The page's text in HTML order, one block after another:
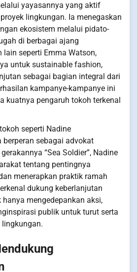
yayasannya yang aktif
lingkungan. Ia menegaskan
ekosistem melalui pidato-
di berbagai ajang
lain seperti Emma Watson,
untuk sustainable fashion,
sebagai bagian integral dari
kampanye-kampanye ini
kuatnya pengaruh tokoh terkenal
seperti Nadine
berperan sebagai advokat
“Sea Soldier”, Nadine
tentang pentingnya
menerapkan praktik ramah
dukung keberlanjutan
mengedepankan aksi,
publik untuk turut serta